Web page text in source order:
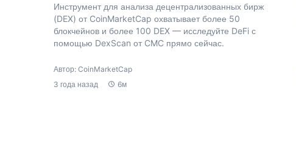
Инструмент для анализа децентрализованных бирж
(DEX) от CoinMarketCap охватывает более 50
блокчейнов и более 100 DEX — исследуйте DeFi с
помощью DexScan от CMC прямо сейчас.
Автор: CoinMarketCap
3 года назад
6м